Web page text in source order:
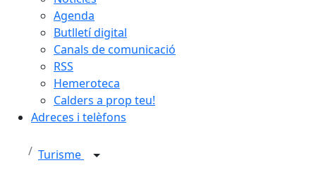
Agenda
Butlletí digital
Canals de comunicació
RSS
Hemeroteca
Calders a prop teu!
Adreces i telèfons
Turisme